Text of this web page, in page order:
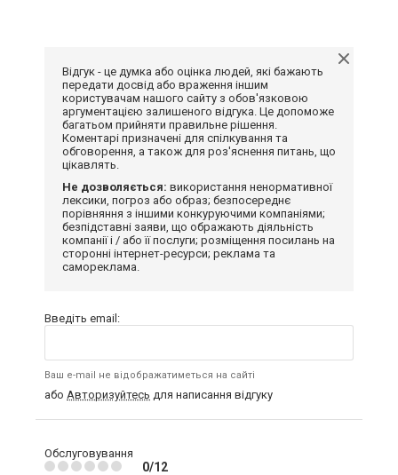
Відгук - це думка або оцінка людей, які бажають
передати досвід або враження іншим
користувачам нашого сайту з обов'язковою
аргументацією залишеного відгука. Це допоможе
багатьом прийняти правильне рішення.
Коментарі призначені для спілкування та
обговорення, а також для роз'яснення питань, що
цікавлять.
Не дозволяється: використання ненормативної
лексики, погроз або образ; безпосереднє
порівняння з іншими конкуруючими компаніями;
безпідставні заяви, що ображають діяльність
компанії і / або її послуги; розміщення посилань на
сторонні інтернет-ресурси; реклама та
самореклама.
Введіть email:
Ваш e-mail не відображатиметься на сайті
або Авторизуйтесь для написання відгуку
Обслуговування
0/12